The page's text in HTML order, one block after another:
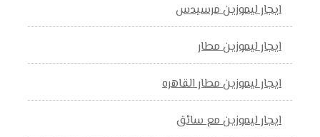
ايجار ليموزين مرسيدس
ايجار ليموزين مطار
ايجار ليموزين مطار القاهره
ايجار ليموزين مع سائق